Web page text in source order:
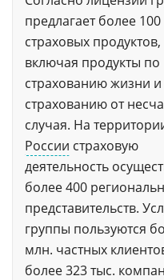
предлагает более 100
страховых продуктов,
включая продукты по
страхованию жизни и
страхованию от
случая. На
России страховую
деятельность
более 400
представительств.
группы пользуются
млн. частных
более 323 тыс.